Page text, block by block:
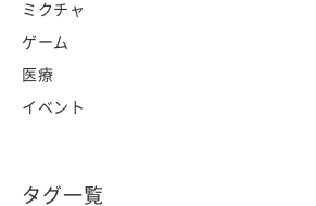
ミクチャ
ゲーム
医療
イベント
タグ一覧